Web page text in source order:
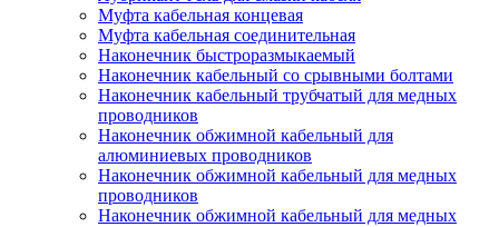
Муфта кабельная концевая
Муфта кабельная соединительная
Наконечник быстроразмыкаемый
Наконечник кабельный со срывными болтами
Наконечник кабельный трубчатый для медных
проводников
Наконечник обжимной кабельный для
алюминиевых проводников
Наконечник обжимной кабельный для медных
проводников
Наконечник обжимной кабельный для медных